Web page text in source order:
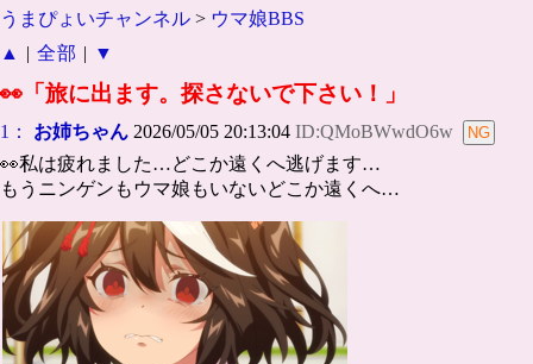
うまぴょいチャンネル > ウマ娘BBS
▲
| 全部 | ▼
👀「旅に出ます。探さないで下さい！」
1： お姉ちゃん 2026/05/05 20:13:04 ID:QMoBWwdO6w
👀私は疲れました…どこか遠くへ逃げます…
もうニンゲンもウマ娘もいないどこか遠くへ…